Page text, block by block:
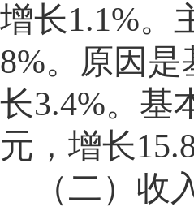
增长1.1%。
8%。原因
长3.4%。基
元，增长
（二）收